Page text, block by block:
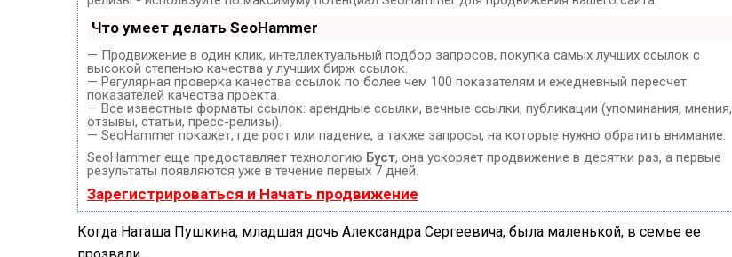
Что умеет делать SeoHammer
— Продвижение в один клик, интеллектуальный подбор запросов, покупка самых лучших ссылок с
высокой степенью качества у лучших бирж ссылок.
— Регулярная проверка качества ссылок по более чем 100 показателям и ежедневный пересчет
показателей качества проекта.
— Все известные форматы ссылок: арендные ссылки, вечные ссылки, публикации (упоминания, мнения,
отзывы, статьи, пресс-релизы).
— SeoHammer покажет, где рост или падение, а также запросы, на которые нужно обратить внимание.
SeoHammer еще предоставляет технологию Буст, она ускоряет продвижение в десятки раз, а первые
результаты появляются уже в течение первых 7 дней.
Зарегистрироваться и Начать продвижение
Когда Наташа Пушкина, младшая дочь Александра Сергеевича, была маленькой, в семье ее